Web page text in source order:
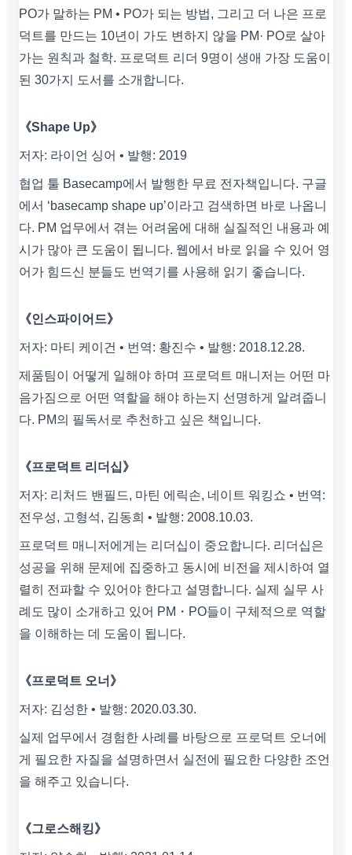
PO가 말하는 PM • PO가 되는 방법, 그리고 더 나은 프로
덕트를 만드는 10년이 가도 변하지 않을 PM· PO로 살아
가는 원칙과 철학. 프로덕트 리더 9명이 생애 가장 도움이
된 30가지 도서를 소개합니다.
《Shape Up》
저자: 라이언 싱어 • 발행: 2019
협업 툴 Basecamp에서 발행한 무료 전자책입니다. 구글
에서 ‘basecamp shape up’이라고 검색하면 바로 나옵니
다. PM 업무에서 겪는 어려움에 대해 실질적인 내용과 예
시가 많아 큰 도움이 됩니다. 웹에서 바로 읽을 수 있어 영
어가 힘드신 분들도 번역기를 사용해 읽기 좋습니다.
《인스파이어드》
저자: 마티 케이건 • 번역: 황진수 • 발행: 2018.12.28.
제품팀이 어떻게 일해야 하며 프로덕트 매니저는 어떤 마
음가짐으로 어떤 역할을 해야 하는지 선명하게 알려줍니
다. PM의 필독서로 추천하고 싶은 책입니다.
《프로덕트 리더십》
저자: 리처드 밴필드, 마틴 에릭손, 네이트 워킹쇼 • 번역:
전우성, 고형석, 김동희 • 발행: 2008.10.03.
프로덕트 매니저에게는 리더십이 중요합니다. 리더십은
성공을 위해 문제에 집중하고 동시에 비전을 제시하여 열
렬히 전파할 수 있어야 한다고 설명합니다. 실제 실무 사
례도 많이 소개하고 있어 PM・PO들이 구체적으로 역할
을 이해하는 데 도움이 됩니다.
《프로덕트 오너》
저자: 김성한 • 발행: 2020.03.30.
실제 업무에서 경험한 사례를 바탕으로 프로덕트 오너에
게 필요한 자질을 설명하면서 실전에 필요한 다양한 조언
을 해주고 있습니다.
《그로스해킹》